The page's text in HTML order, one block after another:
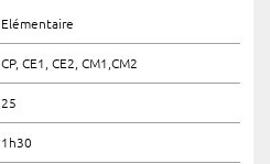
Elémentaire
CP, CE1, CE2, CM1,CM2
25
1h30